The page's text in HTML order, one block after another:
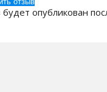
опубликован